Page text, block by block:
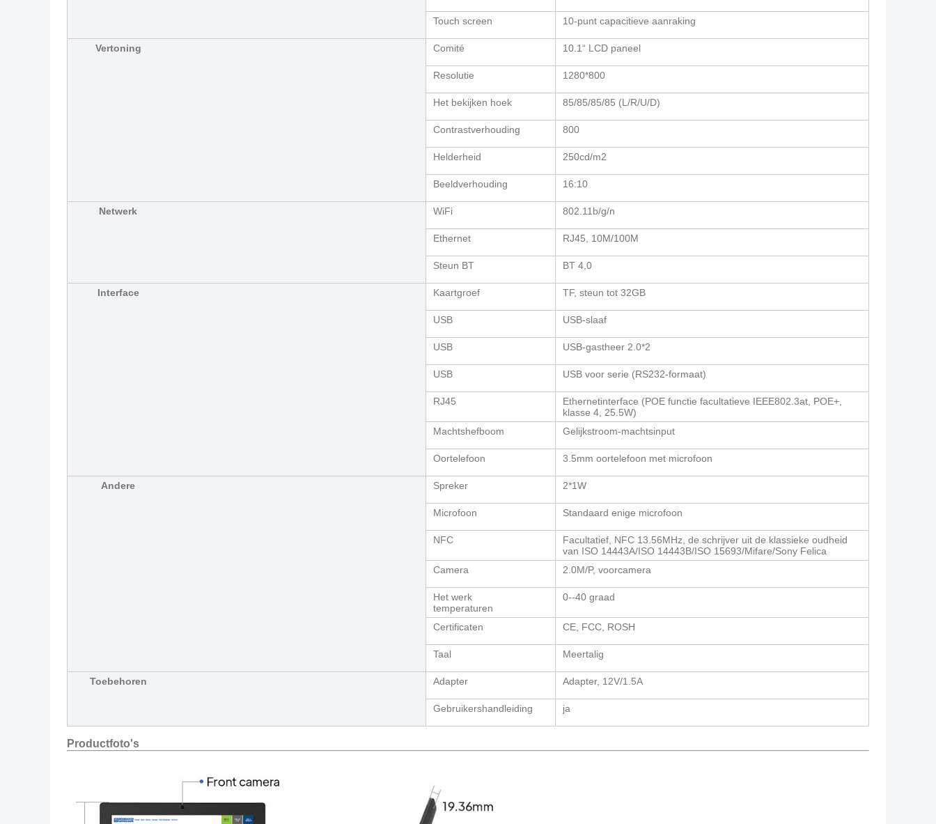
Touch screen 10-punt capacitieve aanraking
Vertoning Comité 10.1“ LCD paneel
Resolutie 1280*800
Het bekijken hoek 85/85/85/85 (L/R/U/D)
Contrastverhouding 800
Helderheid 250cd/m2
Beeldverhouding 16:10
Netwerk WiFi 802.11b/g/n
Ethernet RJ45, 10M/100M
Steun BT BT 4,0
Interface Kaartgroef TF, steun tot 32GB
USB USB-slaaf
USB USB-gastheer 2.0*2
USB USB voor serie (RS232-formaat)
RJ45
Ethernetinterface (POE functie facultatieve IEEE802.3at, POE+,
klasse 4, 25.5W)
Machtshefboom
Gelijkstroom-machtsinput
Oortelefoon 3.5mm oortelefoon met microfoon
Andere Spreker 2*1W
Microfoon Standaard enige microfoon
NFC
Facultatief, NFC 13.56MHz, de schrijver uit de klassieke oudheid
van ISO 14443A/ISO 14443B/ISO 15693/Mifare/Sony Felica
Camera
2.0M/P, voorcamera
Het werk
temperaturen
0--40 graad
Certificaten CE, FCC, ROSH
Taal Meertalig
Toebehoren Adapter Adapter, 12V/1.5A
Gebruikershandleiding ja
Productfoto's